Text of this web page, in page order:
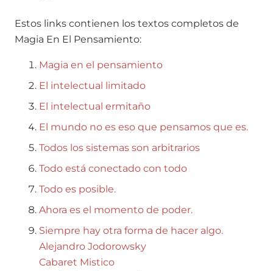
Estos links contienen los textos completos de
Magia En El Pensamiento:
Magia en el pensamiento
El intelectual limitado
El intelectual ermitaño
El mundo no es eso que pensamos que es.
Todos los sistemas son arbitrarios
Todo está conectado con todo
Todo es posible.
Ahora es el momento de poder.
Siempre hay otra forma de hacer algo.
Alejandro Jodorowsky
Cabaret Mistico